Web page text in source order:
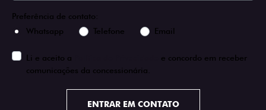
Preferência de contato:
Whatsapp
Telefone Email
Li e aceito a
e concordo em receber
comunicações da concessionária.
ENTRAR EM CONTATO